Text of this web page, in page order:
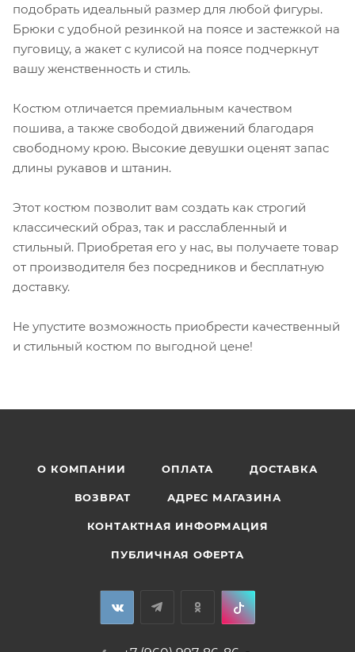
подобрать идеальный размер для любой фигуры.
Брюки с удобной резинкой на поясе и застежкой на
пуговицу, а жакет с кулисой на поясе подчеркнут
вашу женственность и стиль.
Костюм отличается премиальным качеством
пошива, а также свободой движений благодаря
свободному крою. Высокие девушки оценят запас
длины рукавов и штанин.
Этот костюм позволит вам создать как строгий
классический образ, так и расслабленный и
стильный. Приобретая его у нас, вы получаете товар
от производителя без посредников и бесплатную
доставку.
Не упустите возможность приобрести качественный
и стильный костюм по выгодной цене!
О КОМПАНИИ ОПЛАТА ДОСТАВКА
ВОЗВРАТ АДРЕС МАГАЗИНА
КОНТАКТНАЯ ИНФОРМАЦИЯ
ПУБЛИЧНАЯ ОФЕРТА